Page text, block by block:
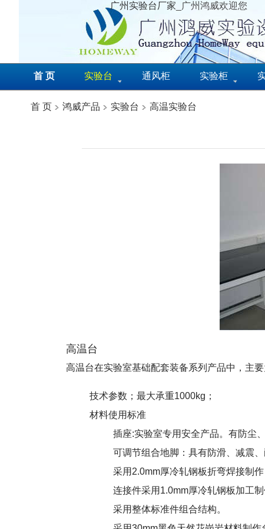
广州实验台厂家 _广州鸿威欢迎您
首 页 实验台 通风柜 实验柜
首 页 鸿威产品 实验台 高温实验台
高温台
高温台在实验室基础配套装备系列产品中，主
技术参数；最大承重1000kg；
材料使用标准
插座:实验室专用安全产品。有防尘
可调节组合地脚：具有防滑、减震
采用2.0mm厚冷轧钢板折弯焊接制
连接件采用1.0mm厚冷轧钢板加工
采用整体标准件组合结构。